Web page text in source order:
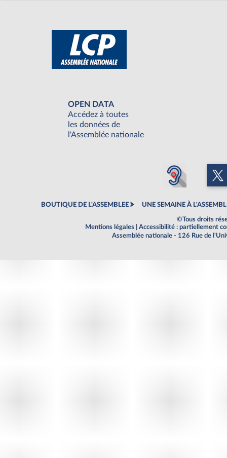
OPEN DATA
Accédez à toutes
les données de
l'Assemblée nationale
BOUTIQUE DE L'ASSEMBLEE UNE SEMAINE À
©Tous droits
Mentions légales
Accessibilité : partiellement
Assemblée nationale - 126 Rue de